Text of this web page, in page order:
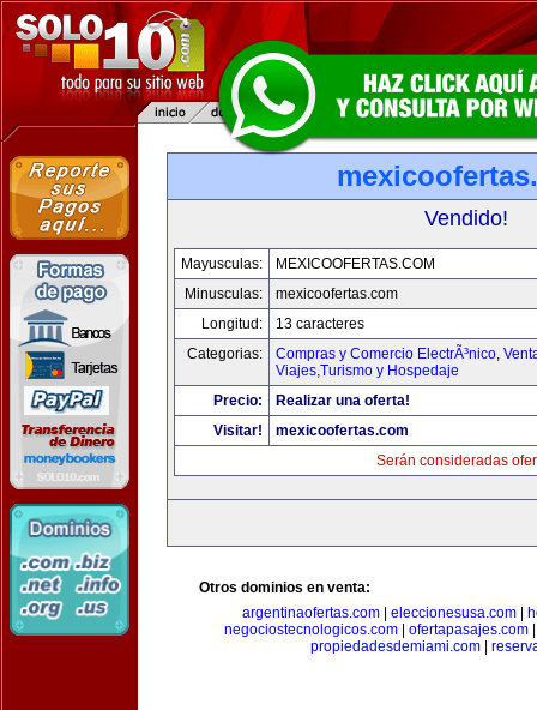
Vendido!
Mayusculas:
MEXICOOFERTAS.COM
Minusculas:
mexicoofertas.com
Longitud:
13 caracteres
Categorias:
Compras y Comercio ElectrÃ³nico,
Viajes,Turismo y Hospedaje
Precio:
Realizar una oferta!
Visitar!
mexicoofertas.com
Serán consideradas
Otros dominios en venta:
argentinaofertas.com| eleccionesusa.com|
negociostecnologicos.com
ofertapasajes.com
propiedadesdemiami.com|